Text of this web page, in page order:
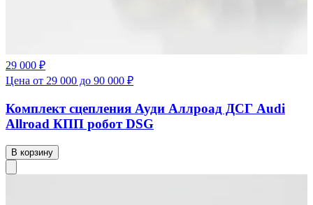
29 000 ₽
Цена от 29 000 до 90 000 ₽
Комплект сцепления Ауди Аллроад ДСГ Audi
Allroad КПП робот DSG
В корзину